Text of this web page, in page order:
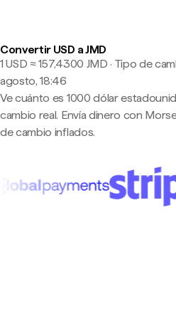
Convertir USD a JMD
1 USD ≈ 157,4300 JMD · Tipo de
agosto, 18:46
Ve cuánto es 1000 dólar
cambio real. Envía dinero con
de cambio inflados.